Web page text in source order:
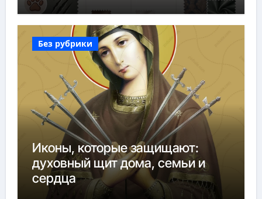
Без рубрики
Иконы, которые защищают:
духовный щит дома, семьи и
сердца